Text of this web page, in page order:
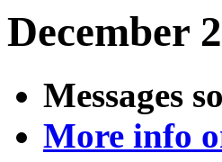
December
Messages
More info